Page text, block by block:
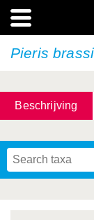
Pieris
Beschrijving